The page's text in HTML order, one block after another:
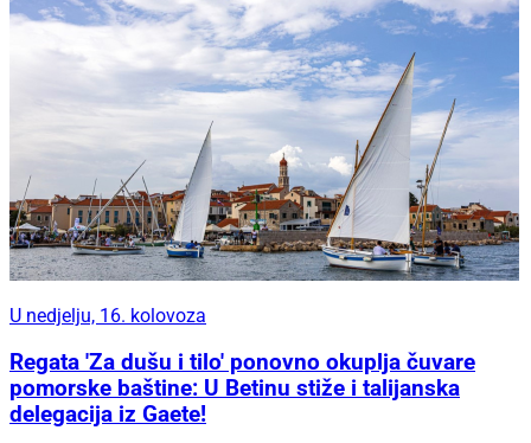
U nedjelju, 16. kolovoza
Regata 'Za dušu i tilo' ponovno okuplja čuvare
pomorske baštine: U Betinu stiže i talijanska
delegacija iz Gaete!